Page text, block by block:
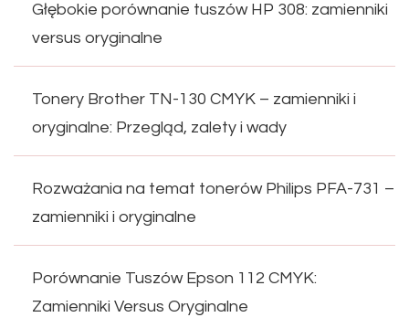
Głębokie porównanie tuszów HP 308: zamienniki
versus oryginalne
Tonery Brother TN-130 CMYK – zamienniki i
oryginalne: Przegląd, zalety i wady
Rozważania na temat tonerów Philips PFA-731 –
zamienniki i oryginalne
Porównanie Tuszów Epson 112 CMYK:
Zamienniki Versus Oryginalne